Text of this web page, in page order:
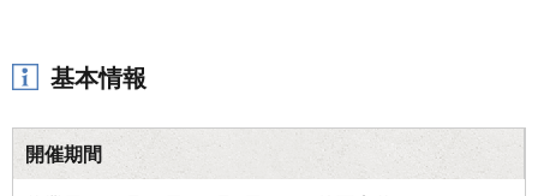
基本情報
開催期間